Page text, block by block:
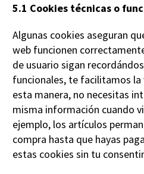
5.1 Cookies técnicas o
Algunas cookies aseguran
web funcionen
de usuario sigan
funcionales, te facilitamos la
esta manera, no necesitas
misma información cuando
ejemplo, los artículos
compra hasta que hayas
estas cookies sin tu